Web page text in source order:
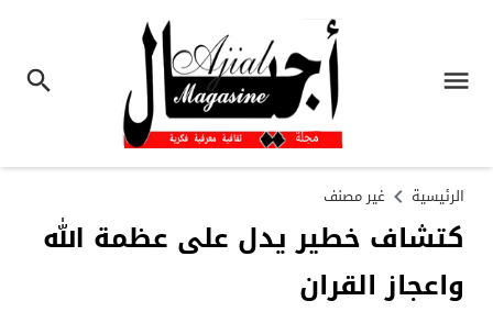
الرئيسية غير مصنف
كتشاف خطير يدل على عظمة الله
واعجاز القران